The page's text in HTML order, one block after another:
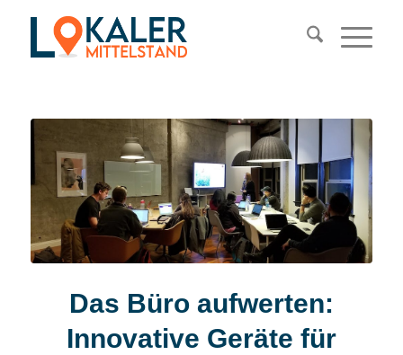
Das Büro aufwerten:
Innovative Geräte für